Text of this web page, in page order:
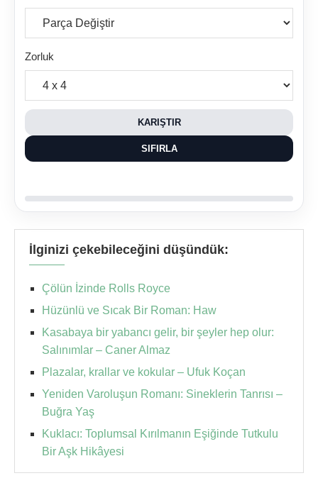
Zorluk
KARIŞTIR
SIFIRLA
İlginizi çekebileceğini düşündük:
Çölün İzinde Rolls Royce
Hüzünlü ve Sıcak Bir Roman: Haw
Kasabaya bir yabancı gelir, bir şeyler hep olur:
Salınımlar – Caner Almaz
Plazalar, krallar ve kokular – Ufuk Koçan
Yeniden Varoluşun Romanı: Sineklerin Tanrısı –
Buğra Yaş
​Kuklacı: Toplumsal Kırılmanın Eşiğinde Tutkulu
Bir Aşk Hikâyesi